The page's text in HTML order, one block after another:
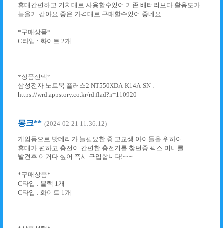
휴대간편하고 거치대로 사용할수있어 기존 배터리보다 활용도가
높을거 같아요 좋은 가격대로 구매할수있어 좋네요
*구매상품*
C타입 : 화이트 2개
*상품선택*
삼성전자 노트북 플러스2 NT550XDA-K14A-SN :
https://wrd.appstory.co.kr/rd.flad?n=110920
몽크** (2024-02-21 11:36:12)
게임등으로 밧데리가 늘필요한 중.고교생 아이들을 위하여
휴대가 편하고 충전이 간편한 충전기를 찾던중 픽스 미니를
발견후 이거다 싶어 즉시 구입합니다!~~~
*구매상품*
C타입 : 블랙 1개
C타입 : 화이트 1개